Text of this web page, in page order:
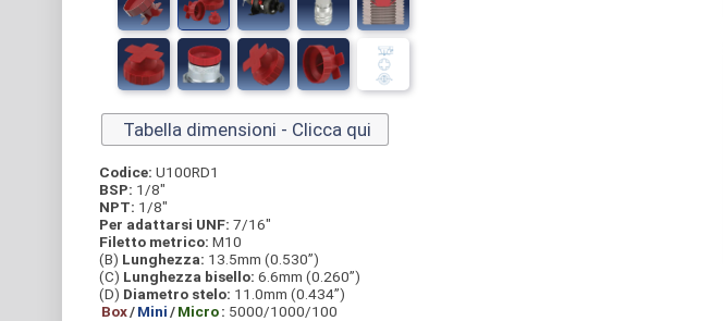
Tabella dimensioni - Clicca qui
Codice: U100RD1
BSP: 1/8"
NPT: 1/8"
Per adattarsi UNF: 7/16"
Filetto metrico: M10
(B) Lunghezza: 13.5mm (0.530”)
(C) Lunghezza bisello: 6.6mm (0.260”)
(D) Diametro stelo: 11.0mm (0.434”)
Box/Mini/Micro: 5000/1000/100